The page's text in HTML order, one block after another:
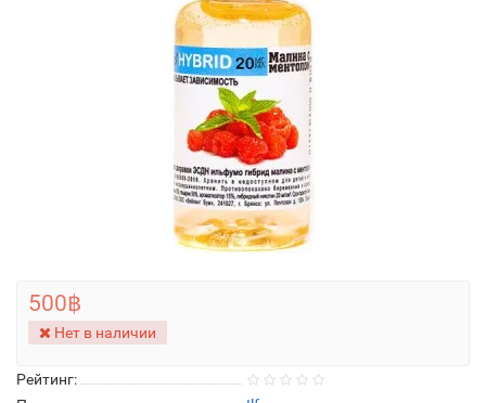
Рейтинг:
500฿
Нет в наличии